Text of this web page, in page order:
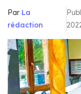
Par La
rédaction